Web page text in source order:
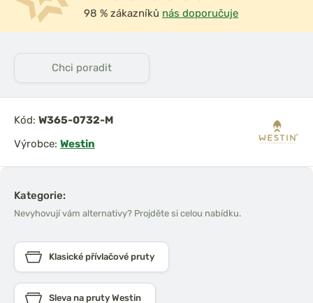
98 % zákazníků nás doporučuje
Chci poradit
Kód: W365-0732-M
Výrobce: Westin
Kategorie:
Nevyhovují vám alternativy? Projděte si celou nabídku.
Klasické přívlačové pruty
Sleva na pruty Westin